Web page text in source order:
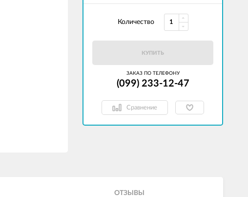
Количество
КУПИТЬ
ЗАКАЗ ПО ТЕЛЕФОНУ
(099) 233-12-47
Сравнение
ОТЗЫВЫ